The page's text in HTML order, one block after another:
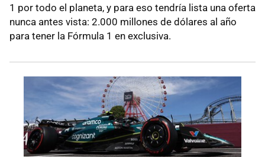
1 por todo el planeta, y para eso tendría lista una oferta
nunca antes vista: 2.000 millones de dólares al año
para tener la Fórmula 1 en exclusiva.